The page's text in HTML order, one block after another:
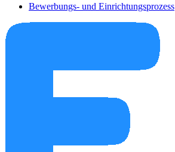
Bewerbungs- und Einrichtungsprozess